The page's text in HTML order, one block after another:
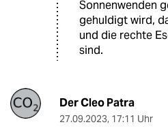
Sonnenwenden
gehuldigt wird,
und die rechte
sind.
Der Cleo Patra
27.09.2023, 17:11 Uhr